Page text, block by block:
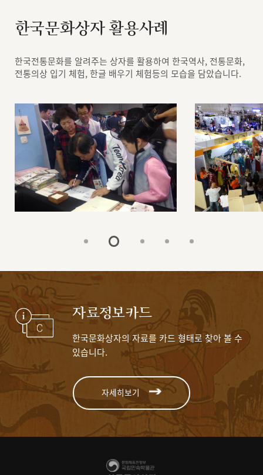
한국문화상자 활용사례
한국전통문화를 알려주는 상자를 활용하여 한국역사, 전통문화,
전통의상 입기 체험, 한글 배우기 체험등의 모습을 담았습니다.
자료정보카드
한국문화상자의 자료를 카드 형태로 찾아 볼 수
있습니다.
자세히보기